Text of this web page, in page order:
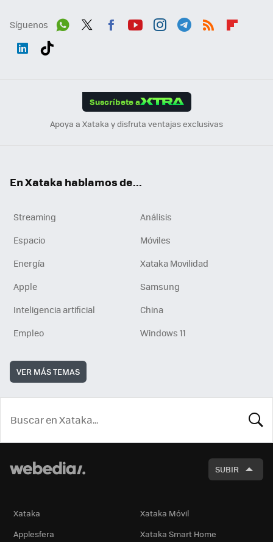
Síguenos
Suscríbete a
Apoya a Xataka y disfruta ventajas exclusivas
En Xataka hablamos de...
Streaming
Análisis
Espacio
Móviles
Energía
Xataka Movilidad
Apple
Samsung
Inteligencia artificial
China
Empleo
Windows 11
VER MÁS TEMAS
SUBIR
Xataka
Xataka Móvil
Applesfera
Xataka Smart Home